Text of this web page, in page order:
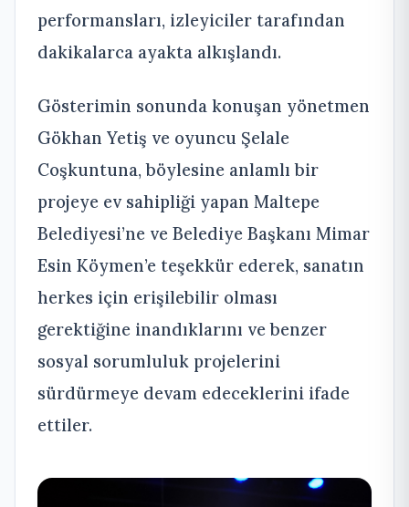
performansları, izleyiciler tarafından
dakikalarca ayakta alkışlandı.
Gösterimin sonunda konuşan yönetmen
Gökhan Yetiş ve oyuncu Şelale
Coşkuntuna, böylesine anlamlı bir
projeye ev sahipliği yapan Maltepe
Belediyesi’ne ve Belediye Başkanı Mimar
Esin Köymen’e teşekkür ederek, sanatın
herkes için erişilebilir olması
gerektiğine inandıklarını ve benzer
sosyal sorumluluk projelerini
sürdürmeye devam edeceklerini ifade
ettiler.